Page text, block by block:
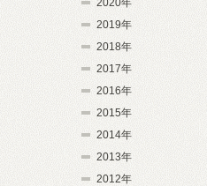
2020年
2019年
2018年
2017年
2016年
2015年
2014年
2013年
2012年